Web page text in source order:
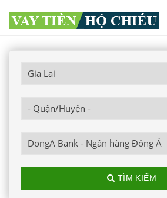
TÌM KIẾM